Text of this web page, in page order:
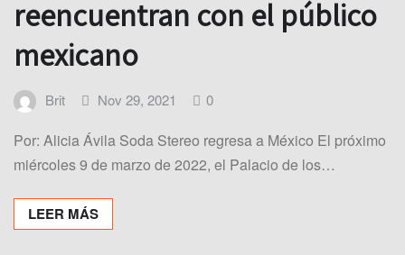
reencuentran con el público
mexicano
Brit Nov 29, 2021 0
Por: Alicia Ávila Soda Stereo regresa a México El próximo
miércoles 9 de marzo de 2022, el Palacio de los…
LEER MÁS